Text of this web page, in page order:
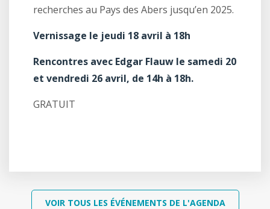
recherches au Pays des Abers jusqu’en 2025.
Vernissage le jeudi 18 avril à 18h
Rencontres avec Edgar Flauw le samedi 20
et vendredi 26 avril, de 14h à 18h.
GRATUIT
VOIR TOUS LES ÉVÉNEMENTS DE L'AGENDA